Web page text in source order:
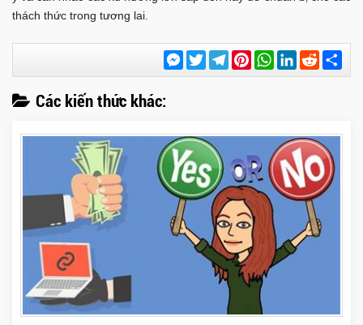
thách thức trong tương lai.
Messenger
TwitterTelegramPinterestWhatsApp
LinkedIn
Reddit
Các kiến thức khác: